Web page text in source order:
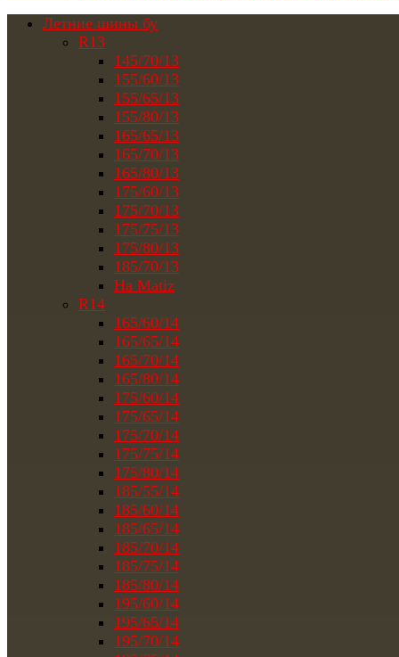
Летние шины бу
R13
145/70/13
155/60/13
155/65/13
155/80/13
165/65/13
165/70/13
165/80/13
175/60/13
175/70/13
175/75/13
175/80/13
185/70/13
На Matiz
R14
165/60/14
165/65/14
165/70/14
165/80/14
175/60/14
175/65/14
175/70/14
175/75/14
175/80/14
185/55/14
185/60/14
185/65/14
185/70/14
185/75/14
185/80/14
195/60/14
195/65/14
195/70/14